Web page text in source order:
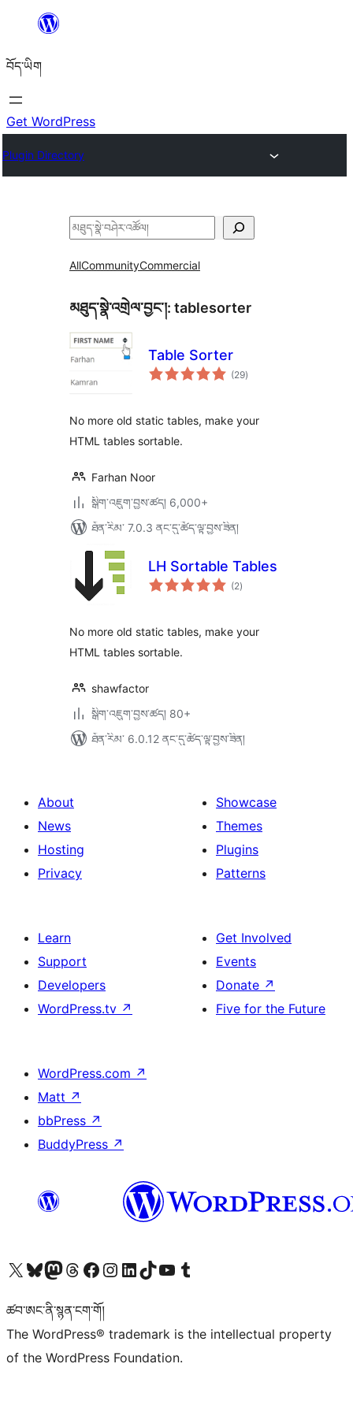
content
བོད་ཡིག
Get WordPress
Plugin Directory
བཤེར་
AllCommunityCommercial
མཐུད་སྣེ་འགྲེལ་བྱང་།: tablesorter
Table Sorter
(29གདེང་
འཇོག་
)
No more old static tables, make your
HTML tables sortable.
Farhan Noor
སྒྲིག་འཇུག་བྱས་ཚད། 6,000+
ཐོན་རིམ་ 7.0.3 ནང་དུ་ཚོད་ལྟ་བྱས་ཟིན།
LH Sortable Tables
(2གདེང་
འཇོག་
)
No more old static tables, make your
HTML tables sortable.
shawfactor
སྒྲིག་འཇུག་བྱས་ཚད། 80+
ཐོན་རིམ་ 6.0.12 ནང་དུ་ཚོད་ལྟ་བྱས་ཟིན།
About
News
Hosting
Privacy
Showcase
Themes
Plugins
Patterns
Learn
Support
Developers
WordPress.tv ↗
Get Involved
Events
Donate ↗
Five for the Future
WordPress.com ↗
Matt ↗
bbPress ↗
BuddyPress ↗
Visit our X (formerly Twitter) account
Visit our Bluesky account
Visit our Mastodon account
Visit our Threads account
Visit our Facebook page
Visit our Instagram account
Visit our LinkedIn account
Visit our TikTok account
Visit our YouTube channel
Visit our Tumblr account
ཚབ་ཨང་ནི་སྙན་ངག་གོ།
The WordPress® trademark is the intellectual property
of the WordPress Foundation.